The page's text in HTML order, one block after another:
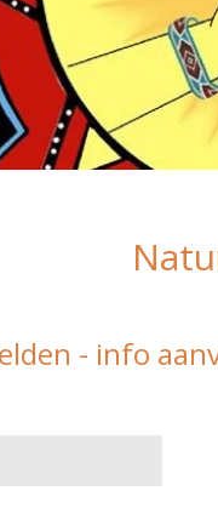
- info